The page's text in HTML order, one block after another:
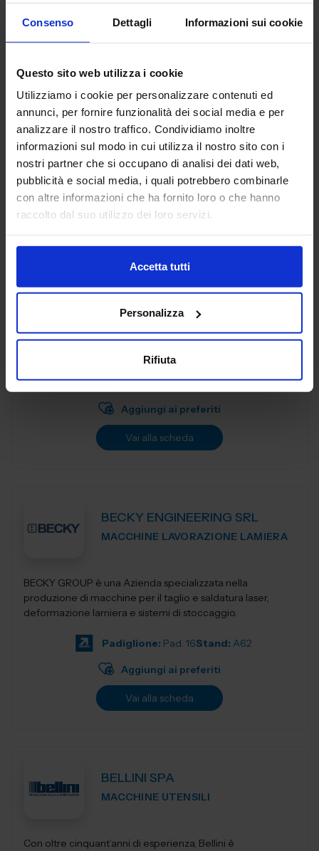
Consenso Dettagli Informazioni sui cookie
Questo sito web utilizza i cookie
Utilizziamo i cookie per personalizzare contenuti ed
annunci, per fornire funzionalità dei social media e per
analizzare il nostro traffico. Condividiamo inoltre
informazioni sul modo in cui utilizza il nostro sito con i
nostri partner che si occupano di analisi dei dati web,
pubblicità e social media, i quali potrebbero combinarle
con altre informazioni che ha fornito loro o che hanno
raccolto dal suo utilizzo dei loro servizi.
Accetta tutti
Personalizza
Rifiuta
SYSTEMS SRL
MACCHINE LAVORAZIONE LAMIERA
della marcatura industriale. Un viaggio iniziato con la
lungimirante visione di Maurizio Barcilon, che ha
trasformato la marcatura...
Padiglione:
Pad. 16Stand: B55
Aggiungi ai preferiti
Vai alla scheda
Auton Sistemi è un'azienda specializzata nella
distribuzione di soluzioni CAD/CAM/CAE MES per il settore
digitalizzazione e ottimizzazione dei...
Padiglione:Pad. 16Stand:B08
Aggiungi ai preferiti
Vai alla scheda
BECKY ENGINEERING SRL
MACCHINE LAVORAZIONE LAMIERA
BECKY GROUP è una Azienda specializzata nella
produzione di macchine per il taglio e saldatura laser,
deformazione lamiera e sistemi di stoccaggio.
Padiglione: Pad. 16Stand: A62
Aggiungi ai preferiti
Vai alla scheda
BELLINI SPA
MACCHINE UTENSILI
Con oltre cinquant’anni di esperienza, Bellini è